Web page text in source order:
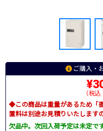
ご購入・
（税
◆この商品は重量があるため「
置料は別途お見積りいたします
欠品中。次回入荷予定は未定です